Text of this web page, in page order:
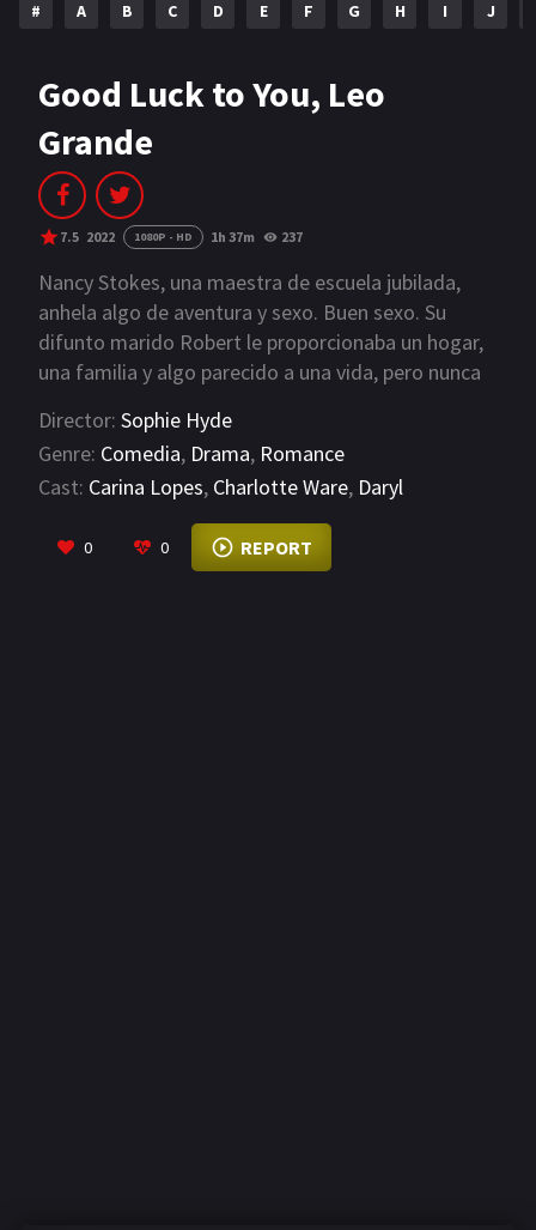
AÑOS
2023
2021
2019 2018
2014 2006
2002 2001
2000 1990
PELICULAS
# A B C D E F G H I J
Good Luck to You, Leo
Grande
7.5 2022 1080P - HD 1h 37m 237
Nancy Stokes, una maestra de escuela jubilada,
anhela algo de aventura y sexo. Buen sexo. Su
difunto marido Robert le proporcionaba un hogar,
una familia y algo parecido a una vida, pero nunca
Robert falleció, Nancy pone en marcha su plan y
contrata a un joven gigoló que responde al exótico
nombre de “Leo Grande”. En una habitación de
hotel anónima, Nancy recibe a Leo. Su aspecto es
tan bueno como el de su foto, pero lo que ella no
Director: Sophie Hyde
Genre: Comedia, Drama, Romance
Cast: Carina Lopes, Charlotte Ware, Daryl
VIEW MORE
0 0 REPORT